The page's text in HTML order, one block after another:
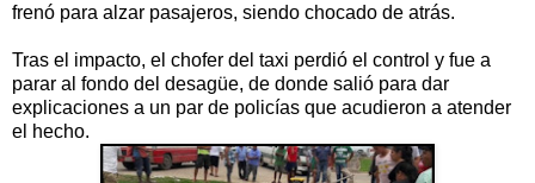
frenó para alzar pasajeros, siendo chocado de atrás.
Tras el impacto, el chofer del taxi perdió el control y fue a
parar al fondo del desagüe, de donde salió para dar
explicaciones a un par de policías que acudieron a atender
el hecho.